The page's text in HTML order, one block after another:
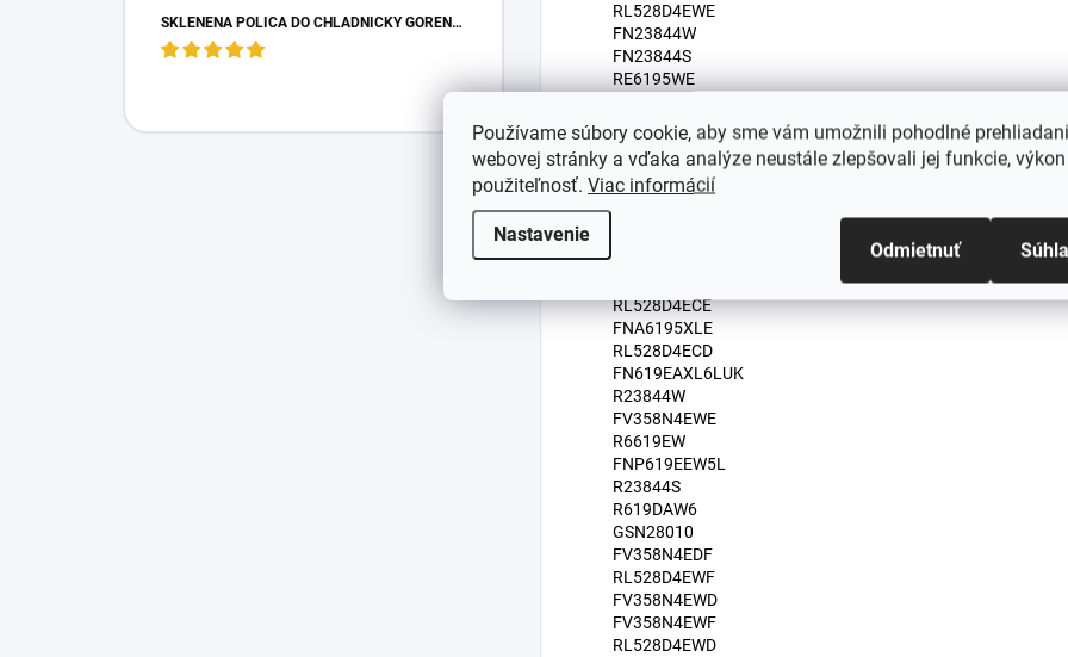
Používame súbory cookie, aby sme vám umožnili pohodlné
webovej stránky a vďaka analýze neustále zlepšovali jej funkcie, výkon
použiteľnosť. Viac informácií
Nastavenie
Odmietnuť
SKLENENÁ POLICA DO CHLADNIČKY GORENJE 163336
RL528D4EWE
FN23844W
FN23844S
RE6195WE
RA6195XLE
R619CSXL6
RA6195WE
R23841S
RL528D4ECE
FNA6195XLE
RL528D4ECD
FN619EAXL6LUK
R23844W
FV358N4EWE
R6619EW
FNP619EEW5L
R23844S
R619DAW6
GSN28010
FV358N4EDF
RL528D4EWF
FV358N4EWD
FV358N4EWF
RL528D4EWD